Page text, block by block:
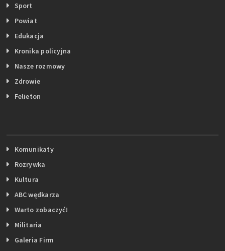
Sport
Powiat
Edukacja
Kronika policyjna
Nasze rozmowy
Zdrowie
Felieton
Komunikaty
Rozrywka
Kultura
ABC wędkarza
Warto zobaczyć!
Militaria
Galeria Firm